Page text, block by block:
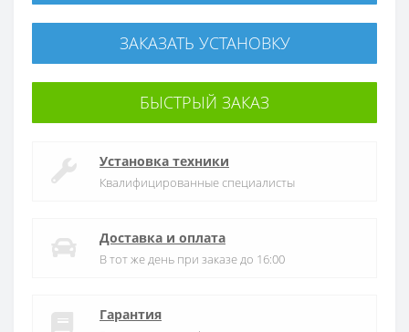
ЗАКАЗАТЬ УСТАНОВКУ
БЫСТРЫЙ ЗАКАЗ
Установка техники
Квалифицированные специалисты
Доставка и оплата
В тот же день при заказе до 16:00
Гарантия